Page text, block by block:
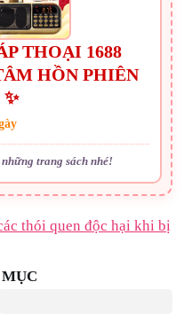
THOẠI 1688
HỒN PHIÊN
trang sách nhé!
thói quen độc hại khi bị